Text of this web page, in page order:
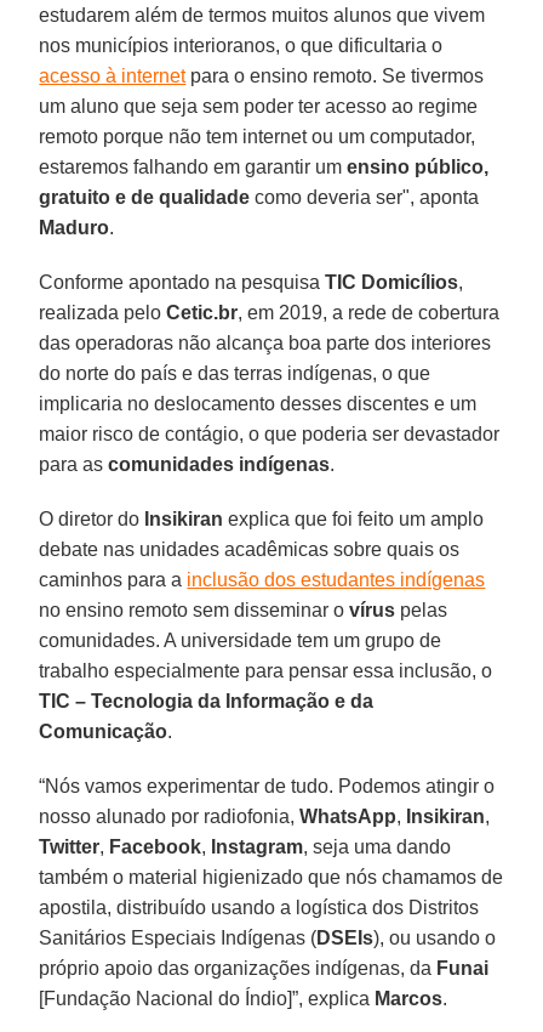
estudarem além de termos muitos alunos que vivem
nos municípios interioranos, o que dificultaria o
acesso à internetpara o ensino remoto. Se tivermos
um aluno que seja sem poder ter acesso ao regime
remoto porque não tem internet ou um computador,
estaremos falhando em garantir umensino público,
gratuito e de qualidade como deveria ser", aponta
Maduro.
Conforme apontado na pesquisaTIC Domicílios,
realizada peloCetic.br, em 2019, a rede de cobertura
das operadoras não alcança boa parte dos interiores
do norte do país e das terras indígenas, o que
implicaria no deslocamento desses discentes e um
maior risco de contágio, o que poderia ser devastador
para ascomunidades indígenas.
O diretor do Insikiran explica que foi feito um amplo
debate nas unidades acadêmicas sobre quais os
caminhos para a inclusão dos estudantes indígenas
no ensino remoto sem disseminar ovírus pelas
comunidades. A universidade tem um grupo de
trabalho especialmente para pensar essa inclusão, o
TIC – Tecnologia da Informação e da
Comunicação.
“Nós vamos experimentar de tudo. Podemos atingir o
nosso alunado por radiofonia,WhatsApp, Insikiran,
Twitter, Facebook, Instagram, seja uma dando
também o material higienizado que nós chamamos de
apostila, distribuído usando a logística dos Distritos
Sanitários Especiais Indígenas (DSEIs), ou usando o
próprio apoio das organizações indígenas, da Funai
[Fundação Nacional do Índio]”, explica Marcos.